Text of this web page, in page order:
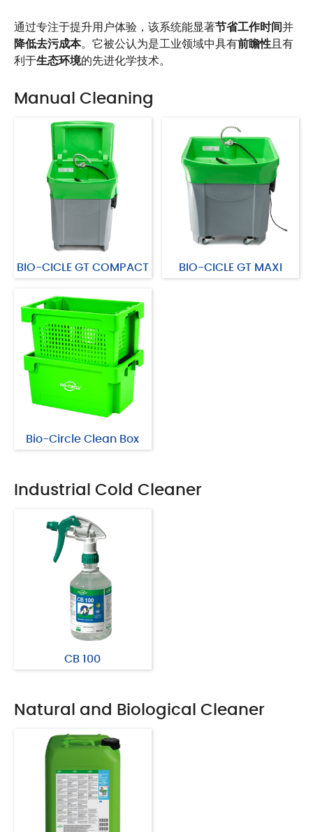
通过专注于提升用户体验，该系统能显著节省工作时间并
降低去污成本。它被公认为是工业领域中具有前瞻性 且有
利于生态环境的先进化学技术。
Manual Cleaning
BIO-CICLE GT COMPACT BIO-CICLE GT MAXI
Bio-Circle Clean Box
Industrial Cold Cleaner
CB 100
Natural and Biological Cleaner